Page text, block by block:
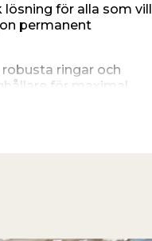
för alla som vill
permanent
ringar och
för maximal
går inte att köpa i